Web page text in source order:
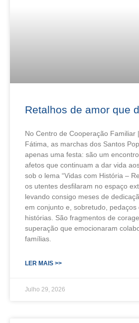
Retalhos de amor que
No Centro de Cooperação Familiar
Fátima, as marchas dos Santos
apenas uma festa: são um
afetos que continuam a dar vida
sob o lema “Vidas com História –
os utentes desfilaram no espaço
levando consigo meses de
em conjunto e, sobretudo,
histórias. São fragmentos de
superação que emocionaram
famílias.
LER MAIS >>
Julho 29, 2026